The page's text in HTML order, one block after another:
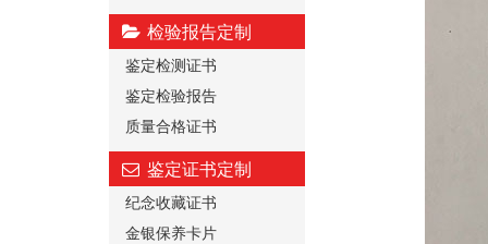
检验报告定制
鉴定检测证书
鉴定检验报告
质量合格证书
鉴定证书定制
纪念收藏证书
金银保养卡片